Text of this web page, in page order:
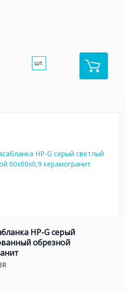
шт.
HP-G серый
обрезной